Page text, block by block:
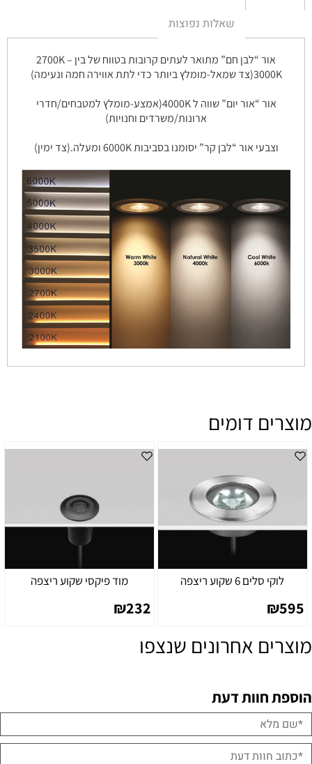
שאלות נפוצות
אור “לבן חם” מתואר לעתים קרובות בטווח של בין 2700K –
3000K(צד שמאל-מומלץ ביותר כדי לתת אווירה חמה ונעימה)
אור “אור יום” שווה ל 4000K(אמצע-מומלץ למטבחים/חדרי
ארונות/משרדים וחנויות)
וצבעי אור “לבן קר” יסומנו בסביבות 6000K ומעלה.(צד ימין)
מוצרים דומים
לוקי סלים 6 שקוע ריצפה
₪595
מוד פיקסי שקוע ריצפה
₪232
מוצרים אחרונים שנצפו
הוספת חוות דעת